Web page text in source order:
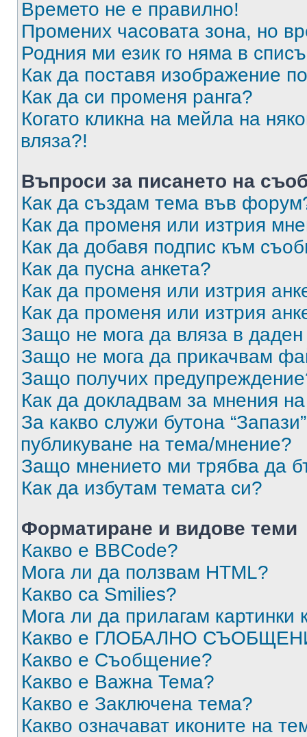
Времето не е правилно!
Промених часовата зона, но
Родния ми език го няма в
Как да поставя изображение
Как да си променя ранга?
Когато кликна на мейла на
вляза?!
Въпроси за писането на
Как да създам тема във
Как да променя или изтрия
Как да добавя подпис към
Как да пусна анкета?
Как да променя или изтрия
Как да променя или изтрия
Защо не мога да вляза в
Защо не мога да прикачвам
Защо получих
Как да докладвам за мнения
За какво служи бутона
публикуване на тема/мнение?
Защо мнението ми трябва да
Как да избутам темата си?
Форматиране и видове теми
Какво е BBCode?
Мога ли да ползвам HTML?
Какво са Smilies?
Мога ли да прилагам
Какво е ГЛОБАЛНО
Какво е Съобщение?
Какво е Важна Тема?
Какво е Заключена тема?
Какво означават иконите на